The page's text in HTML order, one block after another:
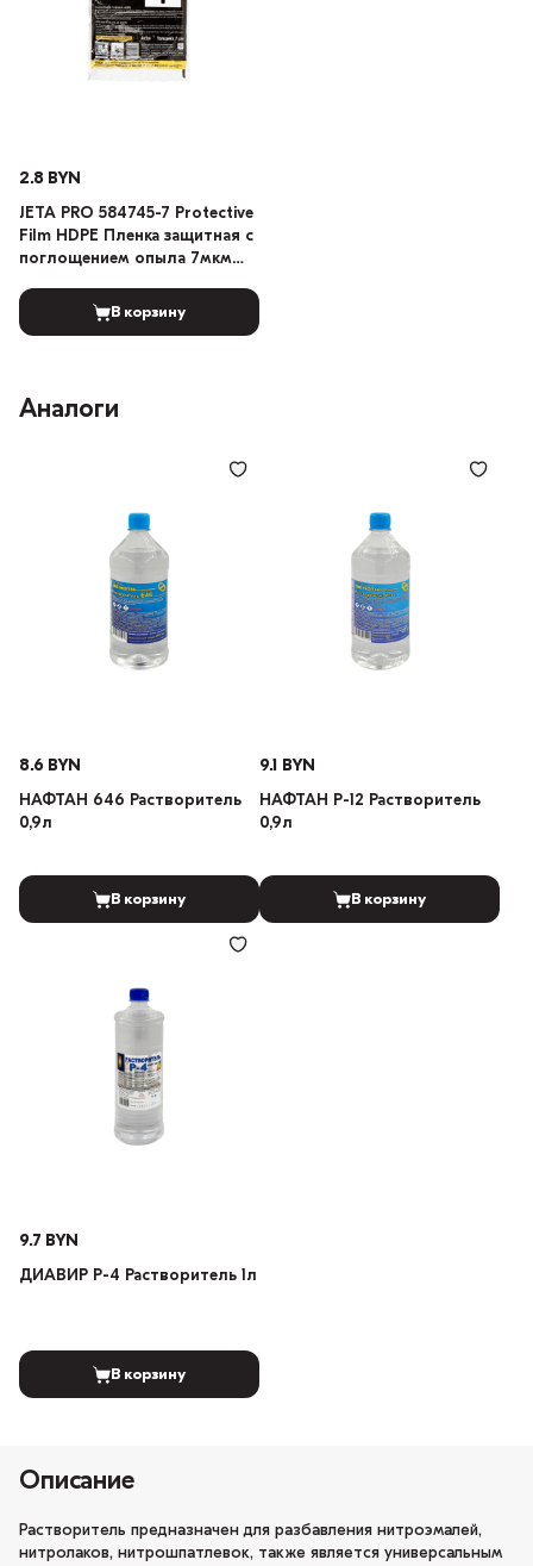
2.8 BYN
JETA PRO 584745-7 Protective
Film HDPE Пленка защитная с
поглощением опыла 7мкм
В корзину
Аналоги
8.6 BYN
НАФТАН 646 Растворитель
0,9л
В корзину
9.1 BYN
НАФТАН Р-12 Растворитель
0,9л
В корзину
9.7 BYN
ДИАВИР Р-4 Растворитель 1л
В корзину
Описание
Растворитель предназначен для разбавления нитроэмалей,
нитролаков, нитрошпатлевок, также является универсальным